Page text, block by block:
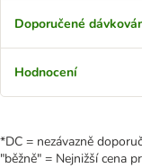
Doporučené
Hodnocení
*DC = nezávazně
"běžně" = Nejnižší cena